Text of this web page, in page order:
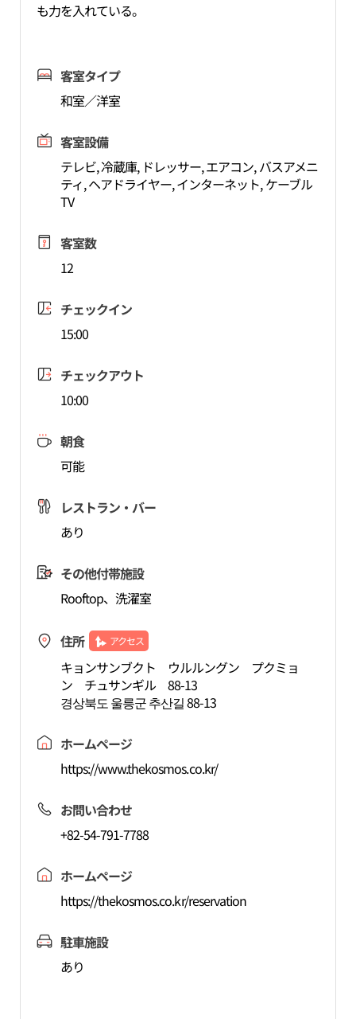
も力を入れている。
客室タイプ
和室／洋室
客室設備
テレビ, 冷蔵庫, ドレッサー, エアコン, バスアメニ
ティ, ヘアドライヤー, インターネット, ケーブル
TV
客室数
12
チェックイン
15:00
チェックアウト
10:00
朝食
可能
レストラン・バー
あり
その他付帯施設
Rooftop、洗濯室
住所 アクセス
キョンサンブクト ウルルングン プクミョ
ン チュサンギル 88-13
경상북도 울릉군 추산길 88-13
ホームページ
https://www.thekosmos.co.kr/
お問い合わせ
+82-54-791-7788
ホームページ
https://thekosmos.co.kr/reservation
駐車施設
あり